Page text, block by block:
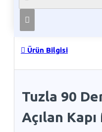
Telefon İle Sipariş
Ürün Bilgisi
Tuzla 90
Açılan